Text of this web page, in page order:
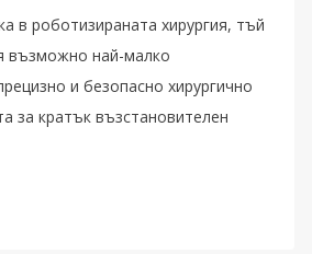
в роботизираната хирургия, тъй
възможно най-малко
и безопасно хирургично
за кратък възстановителен